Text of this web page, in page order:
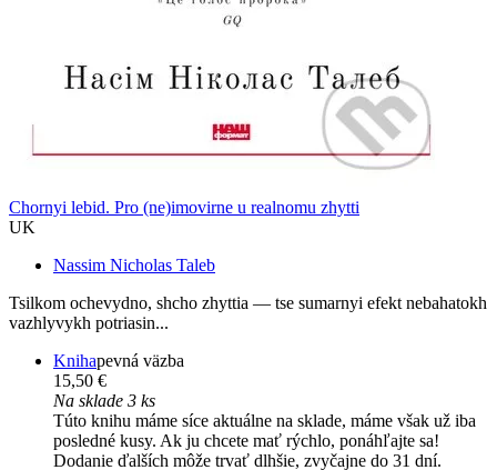
Chornyi lebid. Pro (ne)imovirne u realnomu zhytti
UK
Nassim Nicholas Taleb
Tsilkom ochevydno, shcho zhyttia — tse sumarnyi efekt nebahatokh
vazhlyvykh potriasin...
Knihapevná väzba
15,50 €
Na sklade 3 ks
Túto knihu máme síce aktuálne na sklade, máme však už iba
posledné kusy. Ak ju chcete mať rýchlo, ponáhľajte sa!
Dodanie ďalších môže trvať dlhšie, zvyčajne do 31 dní.